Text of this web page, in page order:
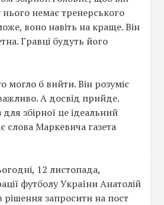
нього немає тренерського
воно навіть на краще. Він
Гравці будуть його
б вийти. Він розуміє
А досвід прийде.
збірної це ідеальний
слова Маркевича газета
12 листопада,
футболу України Анатолій
запросити на пост